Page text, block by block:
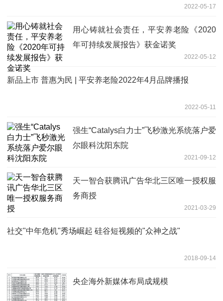
2022-05-17
用心铸就社会责任，平安养老险《2020
年可持续发展报告》获金诺奖
2022-05-12
新品上市 普惠为民 | 平安养老险2022年4月品牌播报
2022-05-11
强生“Catalys白力士”飞秒激光系统落户爱
尔眼科沈阳东院
2021-09-12
天一智合获腾讯广告华北三区唯一授权服
务商授
2021-03-29
社交"中年危机"秀场崛起 硅谷短视频的"众神之战"
2018-09-14
央企海外新媒体布局成规模